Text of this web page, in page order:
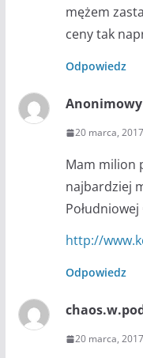
mężem
ceny tak
Odpowiedz
Anonimowy
20 marca,
Mam milion
najbardziej
http://
Odpowiedz
20 marca,